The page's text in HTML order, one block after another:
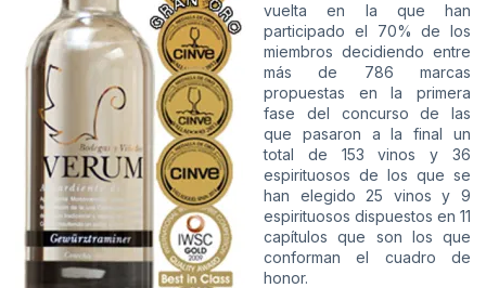
vuelta en la que han
participado el 70% de los
miembros decidiendo entre
más de 786 marcas
propuestas en la primera
fase del concurso de las
que pasaron a la final un
total de 153 vinos y 36
espirituosos de los que se
han elegido 25 vinos y 9
espirituosos dispuestos en 11
capítulos que son los que
conforman el cuadro de
honor.